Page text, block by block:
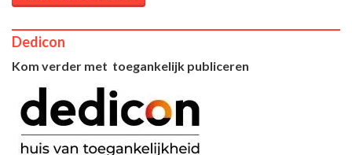
Dedicon
Kom verder met toegankelijk publiceren